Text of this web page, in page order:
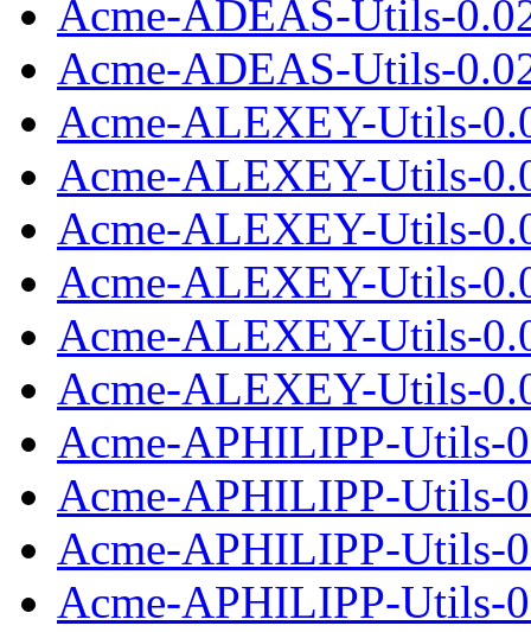
Acme-ADEAS-Utils-
Acme-ADEAS-Utils-
Acme-ALEXEY-Utils-
Acme-ALEXEY-Utils-
Acme-ALEXEY-Utils-
Acme-ALEXEY-Utils-
Acme-ALEXEY-Utils-
Acme-ALEXEY-Utils-
Acme-APHILIPP-Utils-
Acme-APHILIPP-Utils-
Acme-APHILIPP-Utils-
Acme-APHILIPP-Utils-